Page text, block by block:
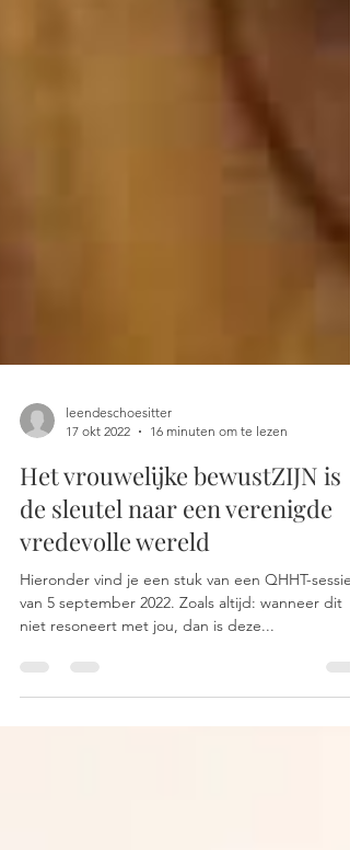
16 minuten om te lezen
Het vrouwelijke bewustZIJN is
de sleutel naar een verenigde
vredevolle wereld
Hieronder vind je een stuk van een QHHT-sessie
van 5 september 2022. Zoals altijd: wanneer dit
niet resoneert met jou, dan is deze...